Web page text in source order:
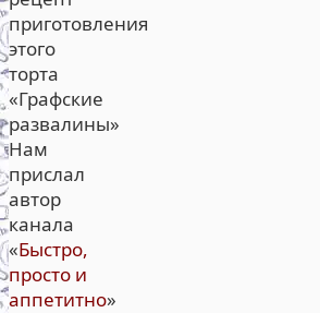
приготовления
этого
торта
«Графские
развалины»
Нам
прислал
автор
канала
«Быстро,
просто и
аппетитно»